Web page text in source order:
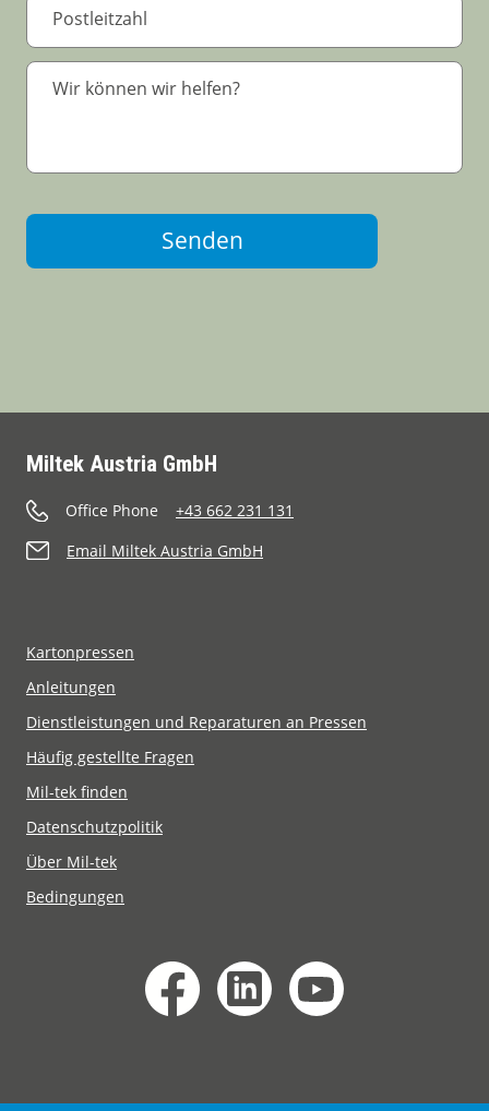
Senden
Miltek Austria GmbH
Office Phone
+43 662 231 131
Email Miltek Austria GmbH
Kartonpressen
Anleitungen
Dienstleistungen und Reparaturen an Pressen
Häufig gestellte Fragen
Mil-tek finden
Datenschutzpolitik
Über Mil-tek
Bedingungen